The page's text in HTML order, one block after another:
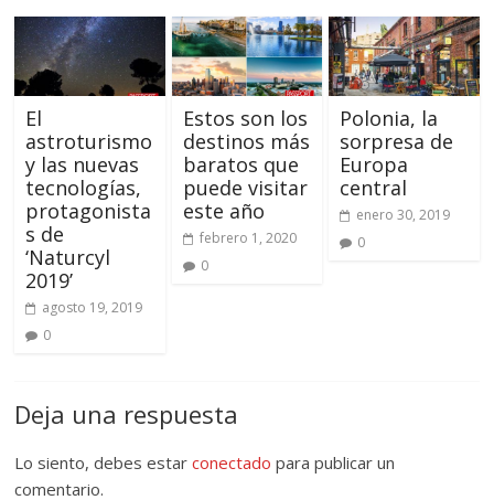
El
astroturismo
y las nuevas
tecnologías,
protagonista
s de
‘Naturcyl
2019’
agosto 19, 2019
0
Estos son los
destinos más
baratos que
puede visitar
este año
febrero 1, 2020
0
Polonia, la
sorpresa de
Europa
central
enero 30, 2019
0
Deja una respuesta
Lo siento, debes estarconectado para publicar un
comentario.